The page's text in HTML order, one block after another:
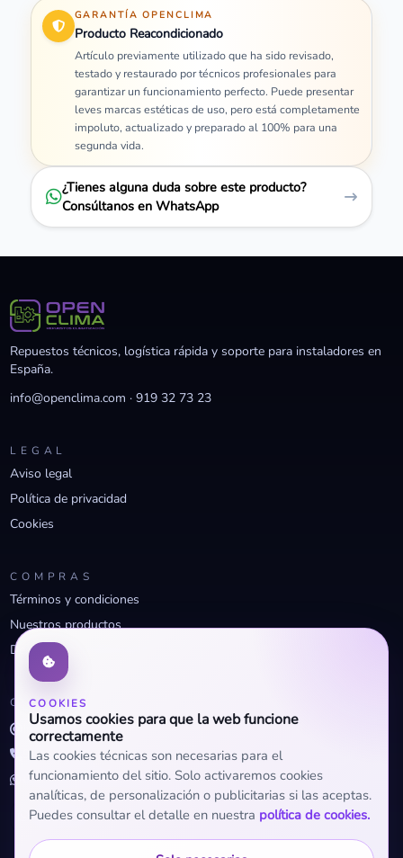
GARANTÍA OPENCLIMA
Producto Reacondicionado
Artículo previamente utilizado que ha sido revisado,
testado y restaurado por técnicos profesionales para
garantizar un funcionamiento perfecto. Puede presentar
leves marcas estéticas de uso, pero está completamente
impoluto, actualizado y preparado al 100% para una
segunda vida.
¿Tienes alguna duda sobre este producto?
Consúltanos en WhatsApp
COOKIES
Usamos cookies para que la web funcione
correctamente
Las cookies técnicas son necesarias para el
funcionamiento del sitio. Solo activaremos cookies
analíticas, de personalización o publicitarias si las aceptas.
Puedes consultar el detalle en nuestra política de cookies.
Repuestos técnicos, logística rápida y soporte para instaladores en
España.
info@openclima.com ·919 32 73 23
LEGAL
Aviso legal
Política de privacidad
Cookies
COMPRAS
Términos y condiciones
Nuestros productos
Descuentos profesionales
CONTACTO
info@openclima.com
919 32 73 23
+34 623 56 04 93 (WhatsApp)